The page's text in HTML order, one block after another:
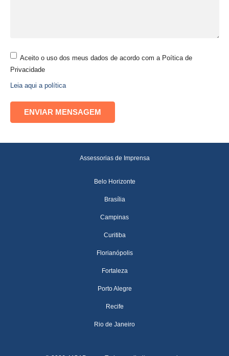
Aceito o uso dos meus dados de acordo com a Poítica de
Privacidade
Leia aqui a política
Assessorias de Imprensa
Belo Horizonte
Brasília
Campinas
Curitiba
Florianópolis
Fortaleza
Porto Alegre
Recife
Rio de Janeiro